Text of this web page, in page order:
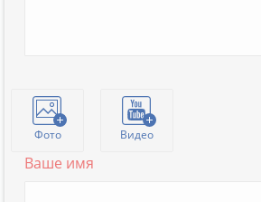
Фото Видео
Ваше имя